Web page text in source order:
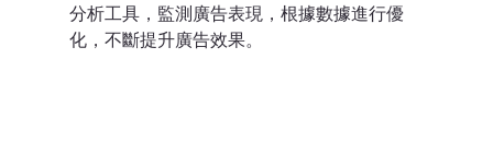
分析工具，監測廣告表現，根據數據進行優
化，不斷提升廣告效果。